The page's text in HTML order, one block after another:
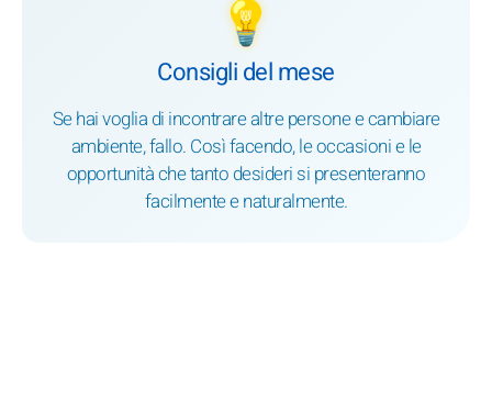
💡
Consigli del mese
Se hai voglia di incontrare altre persone e cambiare
ambiente, fallo. Così facendo, le occasioni e le
opportunità che tanto desideri si presenteranno
facilmente e naturalmente.